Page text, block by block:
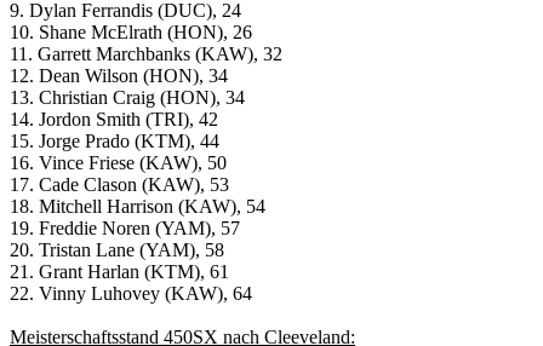
9. Dylan Ferrandis (DUC), 24
10. Shane McElrath (HON), 26
11. Garrett Marchbanks (KAW), 32
12. Dean Wilson (HON), 34
13. Christian Craig (HON), 34
14. Jordon Smith (TRI), 42
15. Jorge Prado (KTM), 44
16. Vince Friese (KAW), 50
17. Cade Clason (KAW), 53
18. Mitchell Harrison (KAW), 54
19. Freddie Noren (YAM), 57
20. Tristan Lane (YAM), 58
21. Grant Harlan (KTM), 61
22. Vinny Luhovey (KAW), 64
Meisterschaftsstand 450SX nach Cleeveland: